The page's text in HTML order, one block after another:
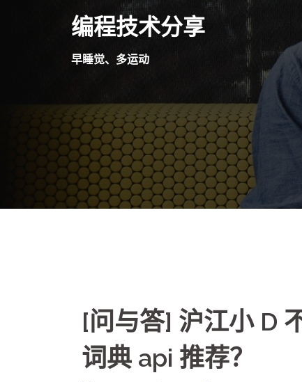
编程技术分享
早睡觉、多运动
[问与答] 沪江小 D
词典 api 推荐？